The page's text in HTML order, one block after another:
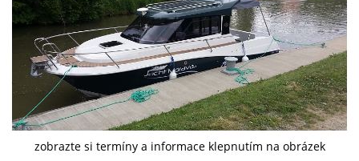
zobrazte si termíny a informace klepnutím na obrázek